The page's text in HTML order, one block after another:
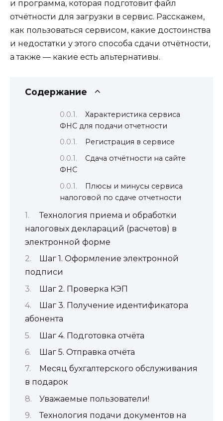
и программа, которая подготовит файл
отчётности для загрузки в сервис. Расскажем,
как пользоваться сервисом, какие достоинства
и недостатки у этого способа сдачи отчётности,
а также — какие есть альтернативы.
Содержание
Характеристика сервиса
ФНС для подачи отчетности
Регистрация в сервисе
Сдача отчётности на сайте
ФНС
Плюсы и минусы сервиса
налоговой по сдаче отчетности
Технология приема и обработки
налоговых деклараций (расчетов) в
электронной форме
Шаг 1. Оформление электронной
подписи
Шаг 2. Проверка КЭП
Шаг 3. Получение идентификатора
абонента
Шаг 4. Подготовка отчёта
Шаг 5. Отправка отчёта
Месяц бухгалтерского обслуживания
в подарок
Уважаемые пользователи!
Технология подачи документов на